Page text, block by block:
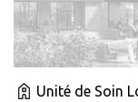
Unité de Soin